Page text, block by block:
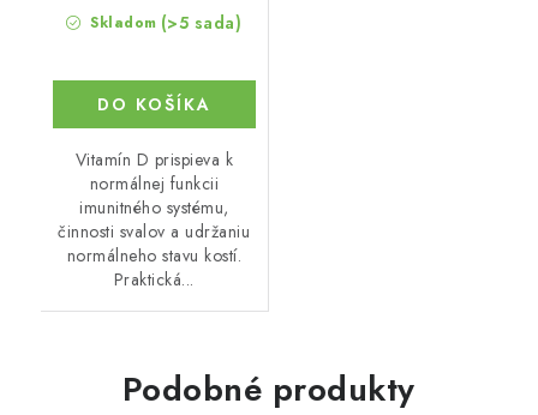
Skladom (>5 sada)
DO KOŠÍKA
Vitamín D prispieva k
normálnej funkcii
imunitného systému,
činnosti svalov a udržaniu
normálneho stavu kostí.
Praktická...
Podobné produkty